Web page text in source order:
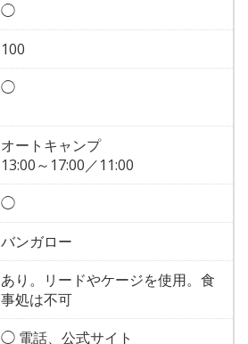
◯
100
◯
オートキャンプ
13:00～17:00／11:00
◯
バンガロー
あり。リードやケージを使用。食
事処は不可
◯ 電話、公式サイト